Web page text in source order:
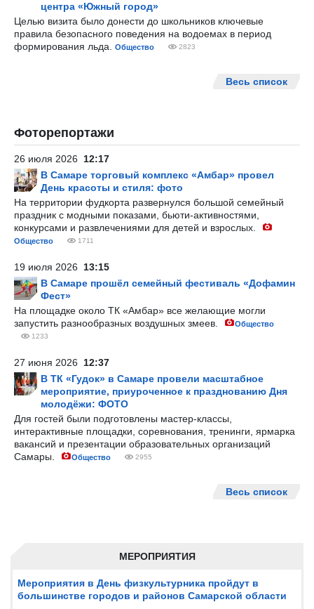
МЕРОПРИЯТИЯ
Мероприятия в День физкультурника пройдут в
большинстве городов и районов Самарской области
центра «Южный город»
Целью визита было донести до школьников ключевые
правила безопасного поведения на водоемах в период
формирования льда.
Общество 2823
Весь список
Фоторепортажи
26 июля 2026 12:17
В Самаре торговый комплекс «Амбар» провел
День красоты и стиля: фото
На территории фудкорта развернулся большой семейный
праздник с модными показами, бьюти-активностями,
конкурсами и развлечениями для детей и взрослых.
Общество 1711
19 июля 2026 13:15
В Самаре прошёл семейный фестиваль «Дофамин
Фест»
На площадке около ТК «Амбар» все желающие могли
запустить разнообразных воздушных змеев.
Общество
1233
27 июня 2026 12:37
В ТК «Гудок» в Самаре провели масштабное
мероприятие, приуроченное к празднованию Дня
молодёжи: ФОТО
Для гостей были подготовлены мастер-классы,
интерактивные площадки, соревнования, тренинги, ярмарка
вакансий и презентации образовательных организаций
Самары.
Общество 2955
Весь список